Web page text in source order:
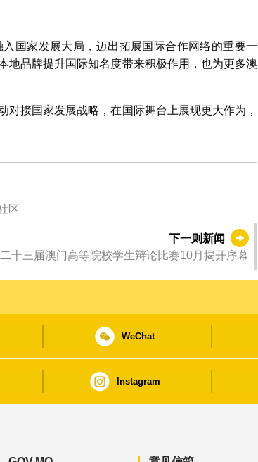
国家发展大局，迈出拓展国际合作网络的重要一
地品牌提升国际知名度带来积极作用，也为更多澳
接国家发展战略，在国际舞台上展现更大作为，
区
下一则新闻
十三届澳门高等院校学生辩论比赛10月揭开序幕
WeChat
Instagram